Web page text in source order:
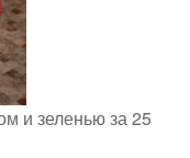
и зеленью за 25